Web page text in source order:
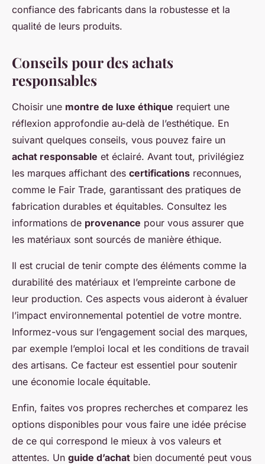
confiance des fabricants dans la robustesse et la
qualité de leurs produits.
Conseils pour des achats
responsables
Choisir une montre de luxe éthique requiert une
réflexion approfondie au-delà de l’esthétique. En
suivant quelques conseils, vous pouvez faire un
achat responsable et éclairé. Avant tout, privilégiez
les marques affichant des certifications reconnues,
comme le Fair Trade, garantissant des pratiques de
fabrication durables et équitables. Consultez les
informations de provenance pour vous assurer que
les matériaux sont sourcés de manière éthique.
Il est crucial de tenir compte des éléments comme la
durabilité des matériaux et l’empreinte carbone de
leur production. Ces aspects vous aideront à évaluer
l’impact environnemental potentiel de votre montre.
Informez-vous sur l’engagement social des marques,
par exemple l’emploi local et les conditions de travail
des artisans. Ce facteur est essentiel pour soutenir
une économie locale équitable.
Enfin, faites vos propres recherches et comparez les
options disponibles pour vous faire une idée précise
de ce qui correspond le mieux à vos valeurs et
attentes. Un guide d’achat bien documenté peut vous